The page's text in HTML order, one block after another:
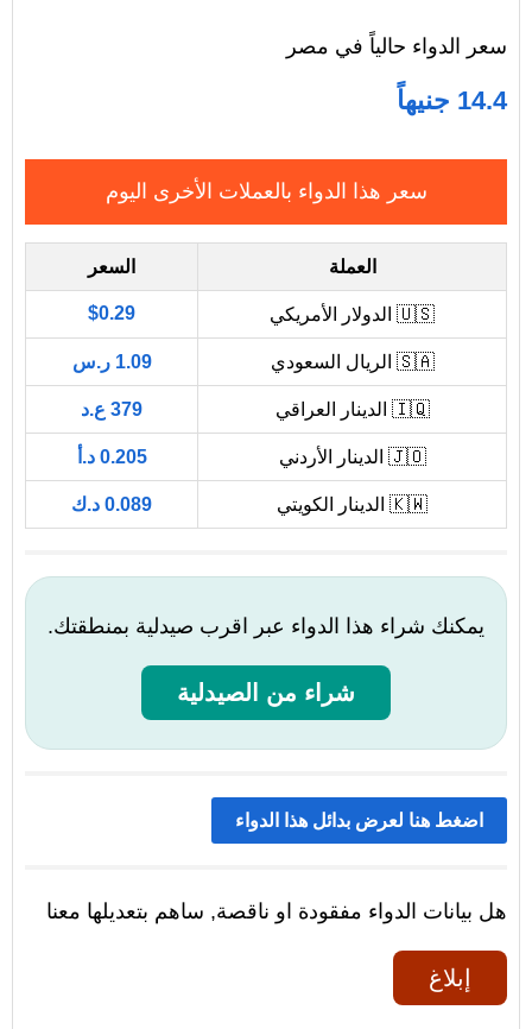
سعر الدواء حالياً في مصر
14.4 جنيهاً
سعر هذا الدواء بالعملات الأخرى اليوم
العملة السعر
🇺🇸 الدولار الأمريكي $0.29
🇸🇦 الريال السعودي 1.09 ر.س
🇮🇶 الدينار العراقي 379 ع.د
🇯🇴 الدينار الأردني 0.205 د.أ
🇰🇼 الدينار الكويتي 0.089 د.ك
يمكنك شراء هذا الدواء عبر اقرب صيدلية بمنطقتك.
شراء من الصيدلية
اضغط هنا لعرض بدائل هذا الدواء
هل بيانات الدواء مفقودة او ناقصة, ساهم بتعديلها معنا
إبلاغ